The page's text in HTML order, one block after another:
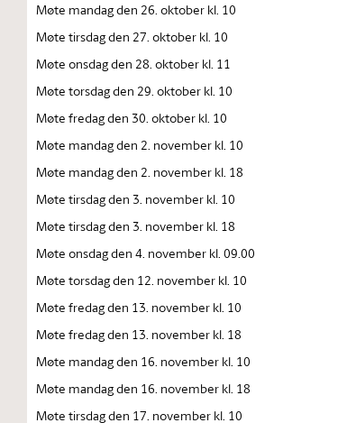
Møte mandag den 26. oktober kl. 10
Møte tirsdag den 27. oktober kl. 10
Møte onsdag den 28. oktober kl. 11
Møte torsdag den 29. oktober kl. 10
Møte fredag den 30. oktober kl. 10
Møte mandag den 2. november kl. 10
Møte mandag den 2. november kl. 18
Møte tirsdag den 3. november kl. 10
Møte tirsdag den 3. november kl. 18
Møte onsdag den 4. november kl. 09.00
Møte torsdag den 12. november kl. 10
Møte fredag den 13. november kl. 10
Møte fredag den 13. november kl. 18
Møte mandag den 16. november kl. 10
Møte mandag den 16. november kl. 18
Møte tirsdag den 17. november kl. 10